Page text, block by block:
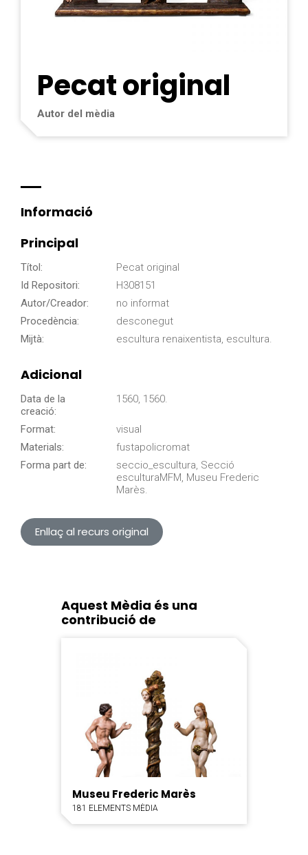
Pecat original
Autor del mèdia
Informació
Principal
Títol:
Pecat original
Id Repositori:
H308151
Autor/Creador:
no informat
Procedència:
desconegut
Mijtà:
escultura renaixentista, escultura.
Adicional
Data de la
creació:
1560, 1560.
Format:
visual
Materials:
fustapolicromat
Forma part de:
seccio_escultura, Secció
esculturaMFM, Museu Frederic
Marès.
Enllaç al recurs original
Aquest Mèdia és una
contribució de
Museu Frederic Marès
181 ELEMENTS MÈDIA